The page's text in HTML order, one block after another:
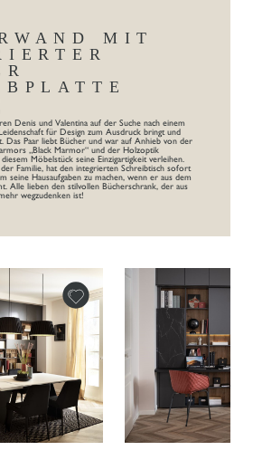
MIT
Denis und Valentina auf der Suche nach einem
für Design zum Ausdruck bringt und
Das Paar liebt Bücher und war auf Anhieb von der
„Black Marmor“ und der Holzoptik
diesem Möbelstück seine Einzigartigkeit verleihen.
Familie, hat den integrierten Schreibtisch sofort
seine Hausaufgaben zu machen, wenn er aus dem
Alle lieben den stilvollen Bücherschrank, der aus
wegzudenken ist!